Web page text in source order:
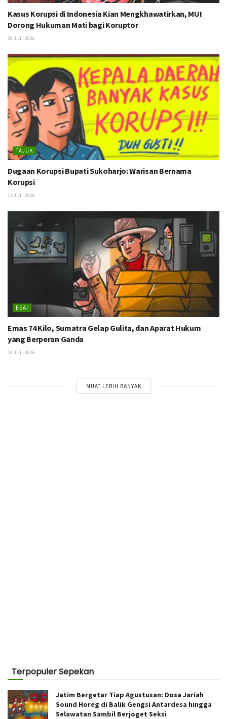
Kasus Korupsi di Indonesia Kian Mengkhawatirkan, MUI
Dorong Hukuman Mati bagi Koruptor
28 JULI 2026
TAJUK
Dugaan Korupsi Bupati Sukoharjo: Warisan Bernama
Korupsi
13 JULI 2026
ESAI
Emas 74 Kilo, Sumatra Gelap Gulita, dan Aparat Hukum
yang Berperan Ganda
10 JULI 2026
MUAT LEBIH BANYAK
Terpopuler Sepekan
Jatim Bergetar Tiap Agustusan: Dosa Jariah
Sound Horeg di Balik Gengsi Antardesa hingga
Selawatan Sambil Berjoget Seksi